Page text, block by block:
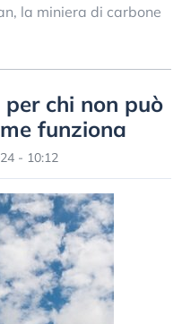
la miniera di carbone
chi non può
funziona
- 10:12